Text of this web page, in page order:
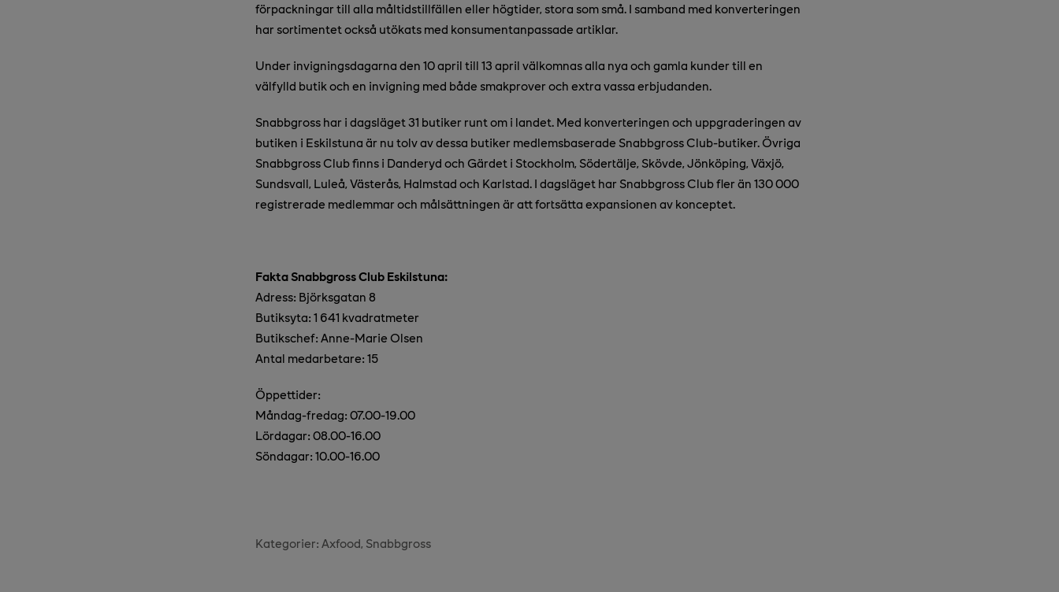
förpackningar till alla måltidstillfällen eller högtider, stora som små. I samband med konverteringen
har sortimentet också utökats med konsumentanpassade artiklar.
Under invigningsdagarna den 10 april till 13 april välkomnas alla nya och gamla kunder till en
välfylld butik och en invigning med både smakprover och extra vassa erbjudanden.
Snabbgross har i dagsläget 31 butiker runt om i landet. Med konverteringen och uppgraderingen av
butiken i Eskilstuna är nu tolv av dessa butiker medlemsbaserade Snabbgross Club-butiker. Övriga
Snabbgross Club finns i Danderyd och Gärdet i Stockholm, Södertälje, Skövde, Jönköping, Växjö,
Sundsvall, Luleå, Västerås, Halmstad och Karlstad. I dagsläget har Snabbgross Club fler än 130 000
registrerade medlemmar och målsättningen är att fortsätta expansionen av konceptet.
Fakta Snabbgross Club Eskilstuna:
Adress: Björksgatan 8
Butiksyta: 1 641 kvadratmeter
Butikschef: Anne-Marie Olsen
Antal medarbetare: 15
Öppettider:
Måndag-fredag: 07.00-19.00
Lördagar: 08.00-16.00
Söndagar: 10.00-16.00
Kategorier: Axfood Snabbgross